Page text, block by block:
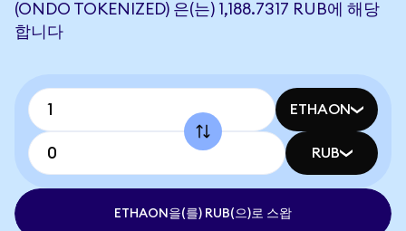
(ONDO TOKENIZED) 은(는) 1,188.7317 RUB에 해당
합니다
ETHAON
RUB
ETHAON을(를) RUB(으)로 스왑